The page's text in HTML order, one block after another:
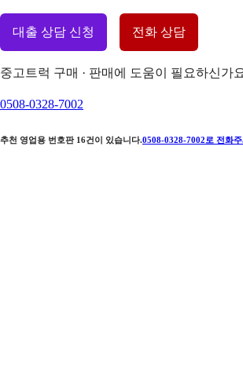
대출 상담 신청 전화 상담
중고트럭 구매 · 판매에 도움이 필요하신가
0508-0328-7002
추천 영업용 번호판 16건이 있습니다.0508-0328-7002 로 전화